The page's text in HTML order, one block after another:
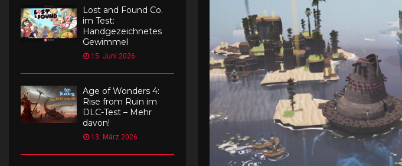
Lost and Found Co.
im Test:
Handgezeichnetes
Gewimmel
15. Juni 2026
Age of Wonders 4:
Rise from Ruin im
DLC-Test – Mehr
davon!
13. März 2026